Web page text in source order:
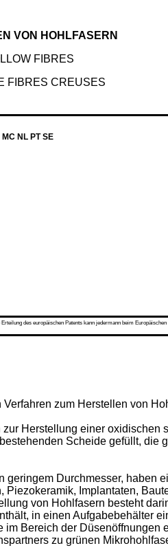
VON HOHLFASERN
FIBRES
FIBRES CREUSES
NL PT SE
des europäischen Patents kann jedermann beim
zum Herstellen von
zur Herstellung einer
Scheide gefüllt,
geringem Durchmesser, haben
Piezokeramik, Implantaten,
von Hohlfasern besteht
in einen Aufgabebehälter
Bereich der
zu grünen